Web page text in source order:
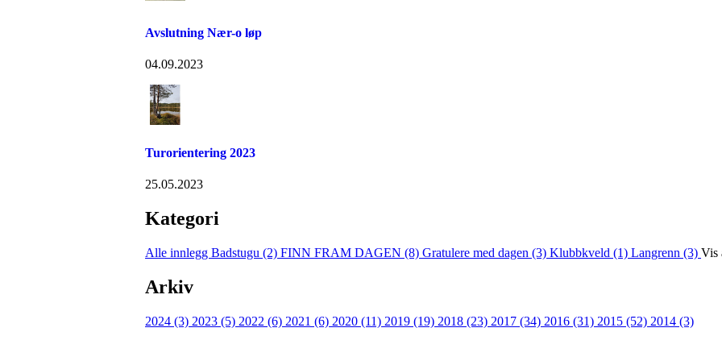
Avslutning Nær-o løp
04.09.2023
Turorientering 2023
25.05.2023
Kategori
Alle innlegg Badstugu (2) FINN FRAM DAGEN (8) Gratulere med dagen (3) Klubbkveld (1) Langrenn (3) Vis
Arkiv
2024 (3) 2023 (5) 2022 (6) 2021 (6) 2020 (11) 2019 (19) 2018 (23) 2017 (34) 2016 (31) 2015 (52) 2014 (3)